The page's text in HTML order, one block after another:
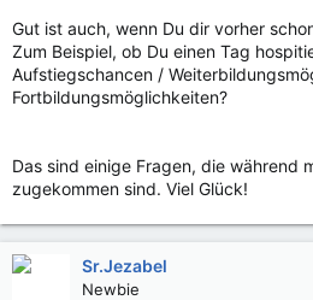
Gut ist auch, wenn Du dir vorher
Zum Beispiel, ob Du einen Tag
Aufstiegschancen /
Fortbildungsmöglichkeiten?
Das sind einige Fragen, die während
zugekommen sind. Viel Glück!
Sr.Jezabel
Newbie